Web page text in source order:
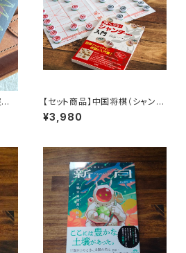
【セット商品】中国将棋（シャンチ
ー）+ 強くなる!シャンチー入門
¥3,980